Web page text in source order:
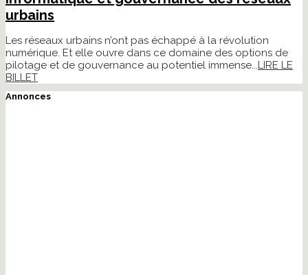
urbains
Les réseaux urbains n’ont pas échappé à la révolution
numérique. Et elle ouvre dans ce domaine des options de
pilotage et de gouvernance au potentiel immense...LIRE LE
BILLET
Annonces